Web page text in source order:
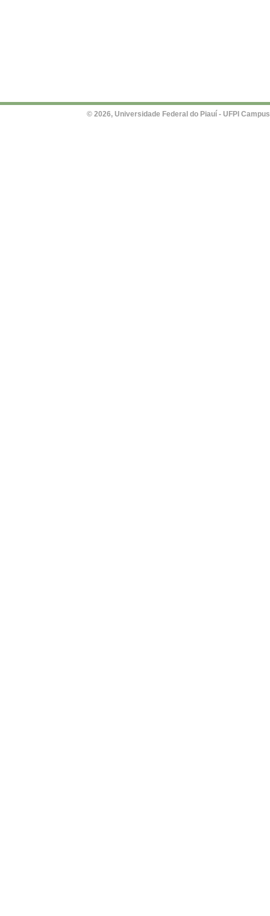
© 2026, Universidade Federal do Piauí - UFPI